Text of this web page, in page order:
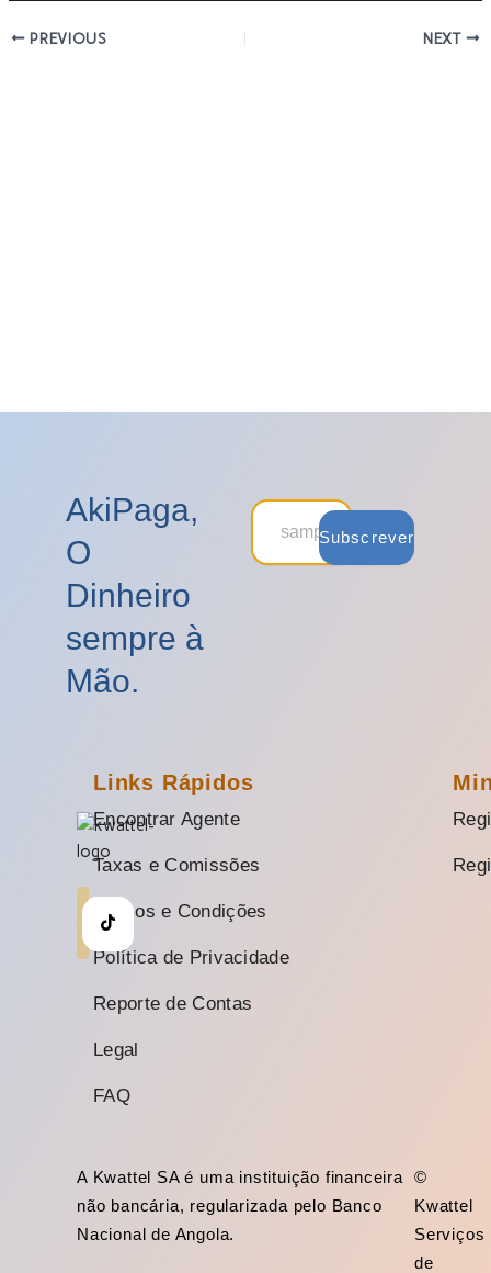
PREVIOUS NEXT
AkiPaga,
O
Dinheiro
sempre à
Mão.
Subscrever
Links Rápidos
Encontrar Agente
Taxas e Comissões
Termos e Condições
Política de Privacidade
Reporte de Contas
Legal
FAQ
A Kwattel SA é uma instituição financeira
não bancária, regularizada pelo Banco
Nacional de Angola.
©
Kwattel
Serviços
de